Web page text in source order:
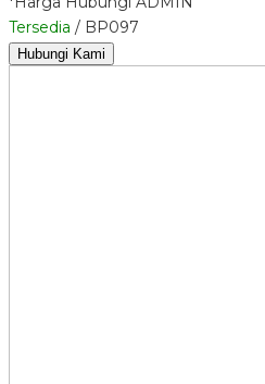
Tersedia / BP097
Hubungi Kami